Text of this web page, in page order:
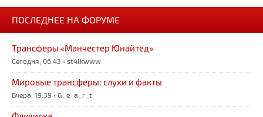
ПОСЛЕДНЕЕ НА ФОРУМЕ
Трансферы «Манчестер Юнайтед»
Сегодня, 06:43 • st4lkwww
Мировые трансферы: слухи и факты
Вчера, 19:39 • G_e_a_r_t